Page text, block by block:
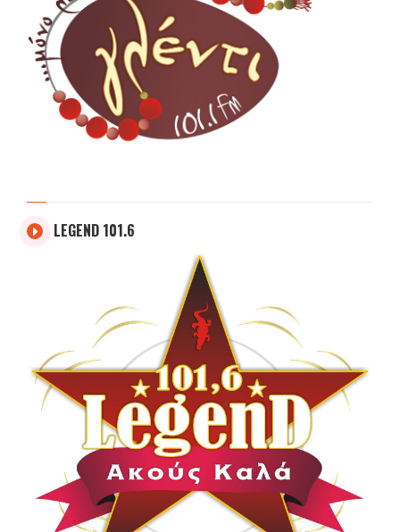
LEGEND 101.6